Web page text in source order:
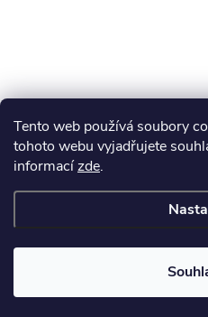
Tento web používá soubory
tohoto webu vyjadřujete
informacízde.